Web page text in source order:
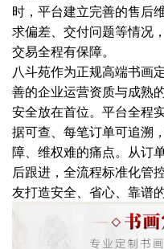
时，平台建立完善的售后
求偏差、交付问题等情况
交易全程有保障。
八斗苑作为正规高端书画
善的企业运营资质与成熟
安全放在首位。平台全程
据可查、每笔订单可追溯
障、维权难的痛点。从订
后跟进，全流程标准化管
友打造安全、省心、靠谱